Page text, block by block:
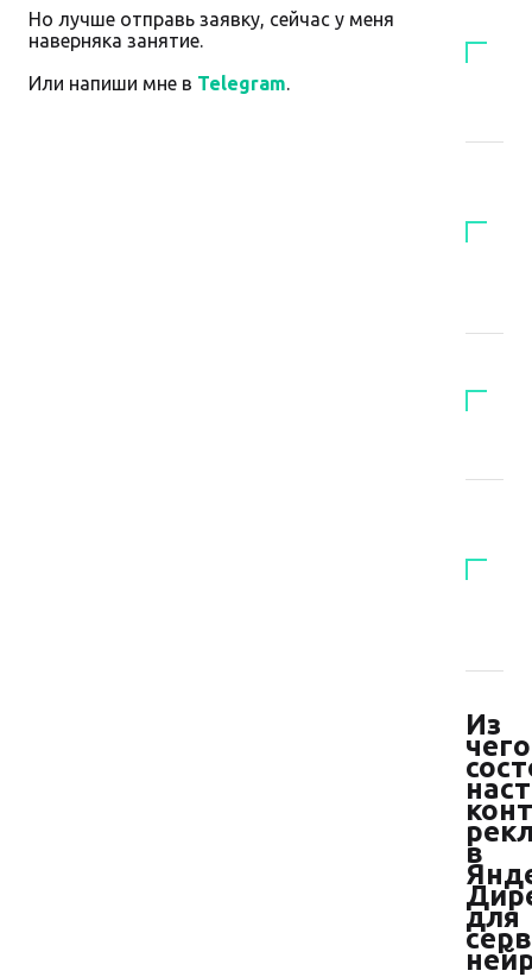
Но лучше отправь заявку, сейчас у меня
наверняка занятие.
Или напиши мне в Telegram.
Из
чего
в
для